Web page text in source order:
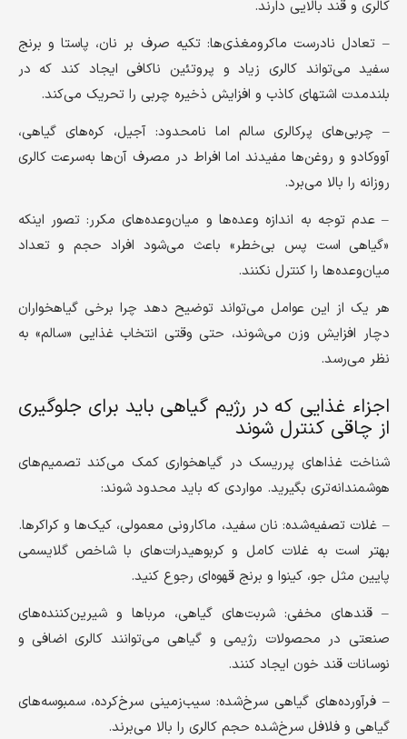
کالری و قند بالایی دارند.
– تعادل نادرست ماکرومغذی‌ها: تکیه صرف بر نان، پاستا و برنج
سفید می‌تواند کالری زیاد و پروتئین ناکافی ایجاد کند که در
بلندمدت اشتهای کاذب و افزایش ذخیره چربی را تحریک می‌کند.
– چربی‌های پرکالری سالم اما نامحدود: آجیل، کره‌های گیاهی،
آووکادو و روغن‌ها مفیدند اما افراط در مصرف آن‌ها به‌سرعت کالری
روزانه را بالا می‌برد.
– عدم توجه به اندازه وعده‌ها و میان‌وعده‌های مکرر: تصور اینکه
«گیاهی است پس بی‌خطر» باعث می‌شود افراد حجم و تعداد
میان‌وعده‌ها را کنترل نکنند.
هر یک از این عوامل می‌تواند توضیح دهد چرا برخی گیاهخواران
دچار افزایش وزن می‌شوند، حتی وقتی انتخاب غذایی «سالم» به
نظر می‌رسد.
اجزاء غذایی که در رژیم گیاهی باید برای جلوگیری
از چاقی کنترل شوند
شناخت غذاهای پرریسک در گیاهخواری کمک می‌کند تصمیم‌های
هوشمندانه‌تری بگیرید. مواردی که باید محدود شوند:
– غلات تصفیه‌شده: نان سفید، ماکارونی معمولی، کیک‌ها و کراکرها.
بهتر است به غلات کامل و کربوهیدرات‌های با شاخص گلایسمی
پایین مثل جو، کینوا و برنج قهوه‌ای رجوع کنید.
– قندهای مخفی: شربت‌های گیاهی، مرباها و شیرین‌کننده‌های
صنعتی در محصولات رژیمی و گیاهی می‌توانند کالری اضافی و
نوسانات قند خون ایجاد کنند.
– فرآورده‌های گیاهی سرخ‌شده: سیب‌زمینی سرخ‌کرده، سمبوسه‌های
گیاهی و فلافل سرخ‌شده حجم کالری را بالا می‌برند.